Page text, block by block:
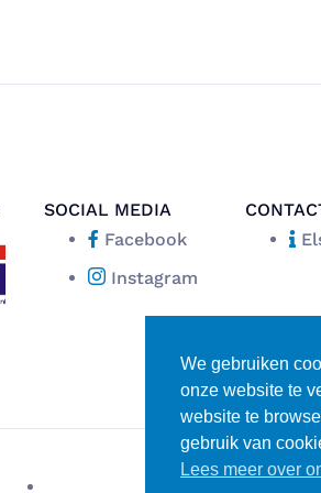
SOCIAL MEDIA
Facebook
Instagram
We gebruiken
onze website te
website te
gebruik van
Lees meer over